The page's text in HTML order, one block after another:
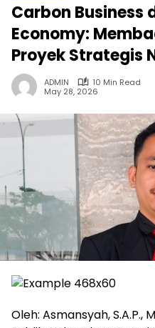
Carbon Business
Economy:
Proyek Strategis
ADMIN
10 Min Read
May 28, 2026
Oleh: Asmansyah, S.A.P.,